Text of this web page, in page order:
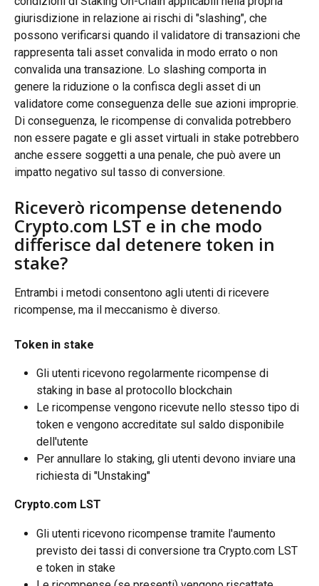
giurisdizione in relazione ai rischi di "slashing", che
possono verificarsi quando il validatore di transazioni che
rappresenta tali asset convalida in modo errato o non
convalida una transazione. Lo slashing comporta in
genere la riduzione o la confisca degli asset di un
validatore come conseguenza delle sue azioni improprie.
Di conseguenza, le ricompense di convalida potrebbero
non essere pagate e gli asset virtuali in stake potrebbero
anche essere soggetti a una penale, che può avere un
impatto negativo sul tasso di conversione.
Riceverò ricompense detenendo
Crypto.com LST e in che modo
differisce dal detenere token in
stake?
Entrambi i metodi consentono agli utenti di ricevere
ricompense, ma il meccanismo è diverso.
Token in stake
Gli utenti ricevono regolarmente ricompense di
staking in base al protocollo blockchain
Le ricompense vengono ricevute nello stesso tipo di
token e vengono accreditate sul saldo disponibile
dell'utente
Per annullare lo staking, gli utenti devono inviare una
richiesta di "Unstaking"
Crypto.com LST
Gli utenti ricevono ricompense tramite l'aumento
previsto dei tassi di conversione tra Crypto.com LST
e token in stake